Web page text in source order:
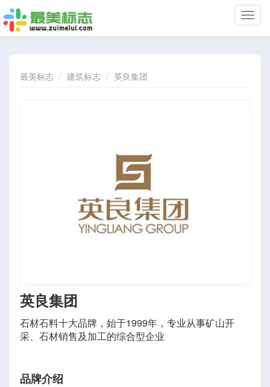
切
换
最美标志
建筑标志 英良集团
英良集团
石材石料十大品牌，始于1999年，专业从事矿山开
采、石材销售及加工的综合型企业
品牌介绍